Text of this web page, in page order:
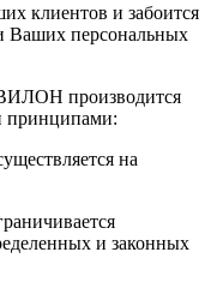
клиентов и забоится
Ваших персональных
производится
принципами:
на
и законных